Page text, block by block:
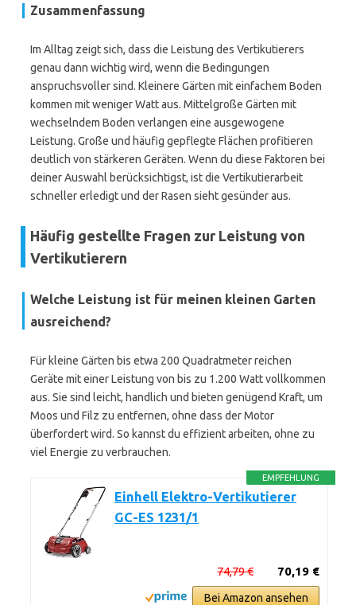
Zusammenfassung
Im Alltag zeigt sich, dass die Leistung des Vertikutierers
genau dann wichtig wird, wenn die Bedingungen
anspruchsvoller sind. Kleinere Gärten mit einfachem Boden
kommen mit weniger Watt aus. Mittelgroße Gärten mit
wechselndem Boden verlangen eine ausgewogene
Leistung. Große und häufig gepflegte Flächen profitieren
deutlich von stärkeren Geräten. Wenn du diese Faktoren bei
deiner Auswahl berücksichtigst, ist die Vertikutierarbeit
schneller erledigt und der Rasen sieht gesünder aus.
Häufig gestellte Fragen zur Leistung von
Vertikutierern
Welche Leistung ist für meinen kleinen Garten
ausreichend?
Für kleine Gärten bis etwa 200 Quadratmeter reichen
Geräte mit einer Leistung von bis zu 1.200 Watt vollkommen
aus. Sie sind leicht, handlich und bieten genügend Kraft, um
Moos und Filz zu entfernen, ohne dass der Motor
überfordert wird. So kannst du effizient arbeiten, ohne zu
viel Energie zu verbrauchen.
EMPFEHLUNG
Einhell Elektro-Vertikutierer
GC-ES 1231/1
70,19 €
74,79 €
Bei Amazon ansehen